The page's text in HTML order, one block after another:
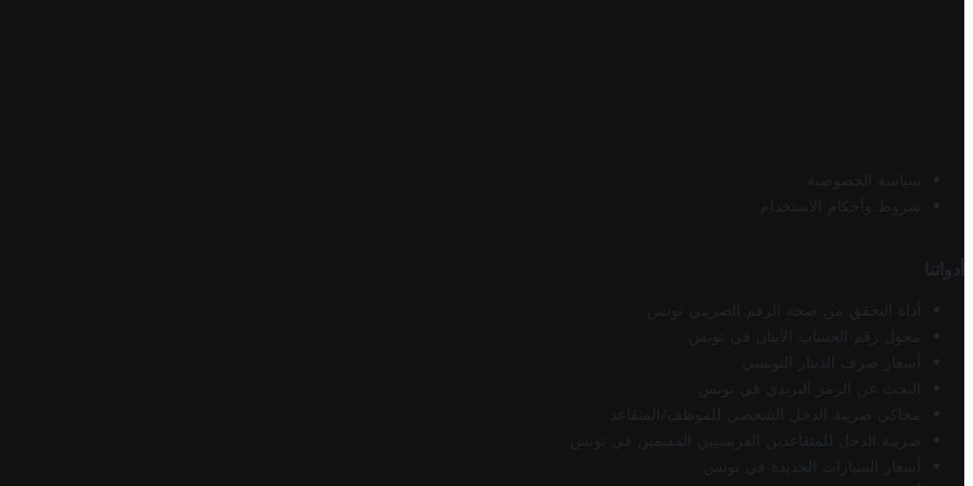
سياسة الخصوصية
شروط وأحكام الاستخدام
أدواتنا
أداة التحقق من صحة الرقم الضريبي تونس
محول رقم الحساب الآيبان في تونس
أسعار صرف الدينار التونسي
البحث عن الرمز البريدي في تونس
محاكي ضريبة الدخل الشخصي للموظف/المتقاعد
ضريبة الدخل للمتقاعدين الفرنسيين المقيمين في تونس
أسعار السيارات الجديدة في تونس